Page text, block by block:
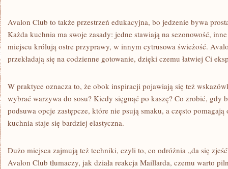
Avalon Club to także przestrzeń edukacyjna, bo jedzenie bywa
Każda kuchnia ma swoje zasady: jedne stawiają na sezonowość,
miejscu królują ostre przyprawy, w innym cytrusowa świeżość.
przekładają się na codzienne gotowanie, dzięki czemu łatwiej Ci
W praktyce oznacza to, że obok inspiracji pojawiają się też
wybrać warzywa do sosu? Kiedy sięgnąć po kaszę? Co zrobić, gdy
podsuwa opcje zastępcze, które nie psują smaku, a często
kuchnia staje się bardziej elastyczna.
Dużo miejsca zajmują też techniki, czyli to, co odróżnia „da się
Avalon Club tłumaczy, jak działa reakcja Maillarda, czemu warto